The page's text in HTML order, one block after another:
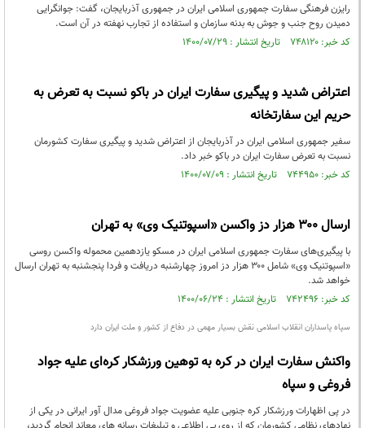
رایزن فرهنگی سفارت جمهوری اسلامی ایران در جمهوری آذربایجان، گفت: جوانگرایی
دمیدن روح جنب و جوش به بدنه سازمان و استفاده از تجارب نهفته در آن است.
کد خبر: ۷۴۸۱۲۰ تاریخ انتشار : ۱۴۰۰/۰۷/۲۹
اعتراض شدید و پیگیری سفارت ایران در باکو نسبت به تعرض به
حریم این سفارتخانه
سفیر جمهوری اسلامی ایران در آذربایجان از اعتراض شدید و پیگیری سفارت کشورمان
نسبت به تعرض سفارت ایران در باکو خبر داد.
کد خبر: ۷۴۴۹۵۰ تاریخ انتشار : ۱۴۰۰/۰۷/۰۹
ارسال ۳۰۰ هزار دز واکسن «اسپوتنیک وی» به تهران
با پیگیری‌های سفارت جمهوری اسلامی ایران در مسکو یازدهمین محموله واکسن روسی
«اسپوتنیک وی» شامل ۳۰۰ هزار دز امروز چهارشنبه دریافت و فردا پنجشنبه به تهران ارسال
خواهد شد.
کد خبر: ۷۴۲۴۹۶ تاریخ انتشار : ۱۴۰۰/۰۶/۲۴
سپاه پاسداران انقلاب اسلامی نقش بسیار مهمی در دفاع از کشور و ملت ایران دارد
واکنش سفارت ایران در کره به توهین ورزشکار کره‌ای علیه جواد
فروغی و سپاه
در پی اظهارات ورزشکار کره جنوبی علیه عضویت جواد فروغی مدال آور ایرانی در یکی از